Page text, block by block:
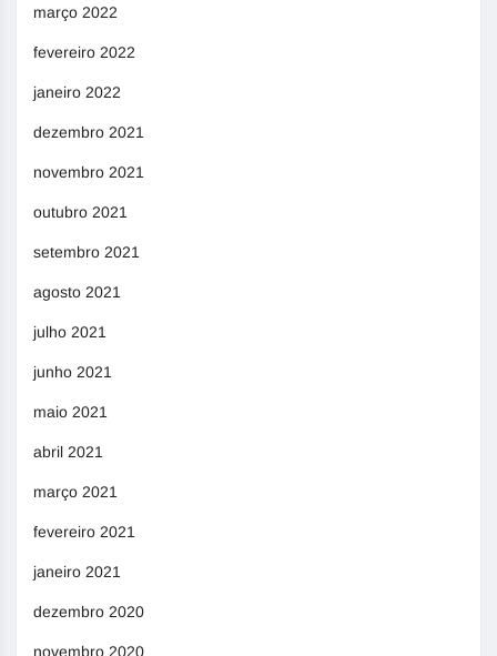
março 2022
fevereiro 2022
janeiro 2022
dezembro 2021
novembro 2021
outubro 2021
setembro 2021
agosto 2021
julho 2021
junho 2021
maio 2021
abril 2021
março 2021
fevereiro 2021
janeiro 2021
dezembro 2020
novembro 2020